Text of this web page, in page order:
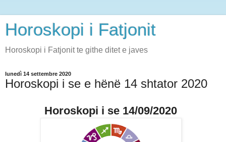
Horoskopi i Fatjonit
Horoskopi i Fatjonit te githe ditet e javes
lunedì 14 settembre 2020
Horoskopi i se e hënë 14 shtator 2020
Horoskopi i se 14/09/2020